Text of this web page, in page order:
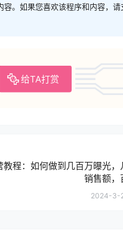
。如果您喜欢该程序和内容，请
给TA打赏
程：如何做到几百万曝光，
销售额，
2024-3-